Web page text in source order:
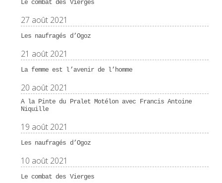
Le combat des Vierges
27 août 2021
Les naufragés d’Ogoz
21 août 2021
La femme est l’avenir de l’homme
20 août 2021
A la Pinte du Pralet Motélon avec Francis Antoine
Niquille
19 août 2021
Les naufragés d’Ogoz
10 août 2021
Le combat des Vierges